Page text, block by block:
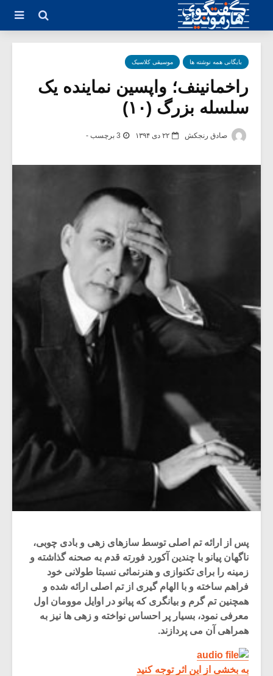
بایگانی همه نوشته ها موسیقی کلاسیک
راخمانینف؛ واپسین نماینده یک
سلسله بزرگ (۱۰)
صادق رنجکش ۲۲ دی ۱۳۹۴ 3 برچسب -
پس از ارائه تم اصلی توسط سازهای زهی و بادی چوبی،
ناگهان پیانو با چندین آکورد فورته قدم به صحنه گذاشته و
زمینه را برای تکنوازی و هنرنمائی نسبتا طولانی خود
فراهم ساخته و با الهام گیری از تم اصلی ارائه شده و
همچنین تم گرم و بیانگری که پیانو در اوایل موومان اول
معرفی نمود، بسیار پر احساس نواخته و زهی ها نیز به
همراهی آن می پردازند.
به بخشی از این اثر توجه کنید